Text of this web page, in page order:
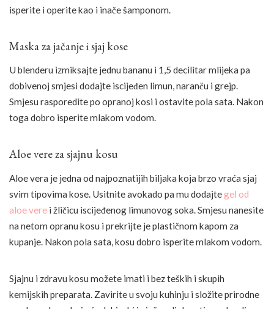
isperite i operite kao i inače šamponom.
Maska za jačanje i sjaj kose
U blenderu izmiksajte jednu bananu i 1,5 decilitar mlijeka pa
dobivenoj smjesi dodajte iscijeđen limun, naranču i grejp.
Smjesu rasporedite po opranoj kosi i ostavite pola sata. Nakon
toga dobro isperite mlakom vodom.
Aloe vere za sjajnu kosu
Aloe vera je jedna od najpoznatijih biljaka koja brzo vraća sjaj
svim tipovima kose. Usitnite avokado pa mu dodajtegel od
aloe vere i žličicu iscijeđenog limunovog soka. Smjesu nanesite
na netom opranu kosu i prekrijte je plastičnom kapom za
kupanje. Nakon pola sata, kosu dobro isperite mlakom vodom.
Sjajnu i zdravu kosu možete imati i bez teških i skupih
kemijskih preparata. Zavirite u svoju kuhinju i složite prirodne